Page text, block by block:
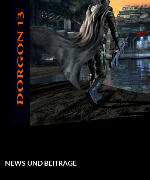
NEWS UND BEITRÄGE